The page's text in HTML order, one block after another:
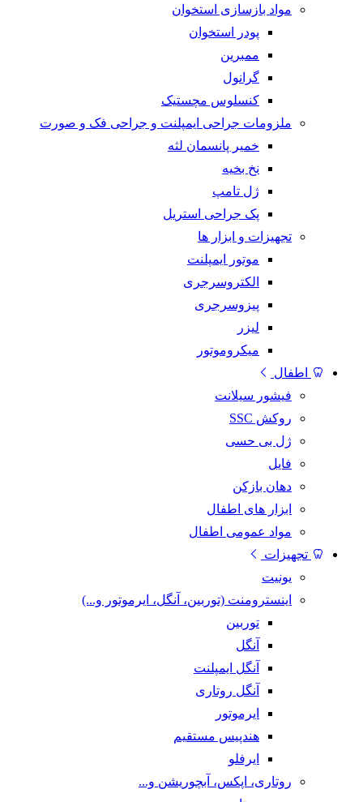
مواد بازسازی استخوان
پودر استخوان
ممبرین
گرانول
کنسلوس مچستیک
ملزومات جراحی ایمپلنت و جراحی فک و صورت
خمیر پانسمان لثه
نخ بخیه
ژل تامپ
پک جراحی استریل
تجهیزات و ابزار ها
موتور ایمپلنت
الکتروسرجری
پیزوسرجری
لیزر
میکروموتور
اطفال
فیشور سیلانت
روکش SSC
ژل بی حسی
فایل
دهان بازکن
ابزار های اطفال
مواد عمومی اطفال
تجهیزات
یونیت
اینسترومنت (توربین، آنگل، ایرموتور و...)
توربین
آنگل
آنگل ایمپلنت
آنگل روتاری
ایرموتور
هندپیس مستقیم
ایرفلو
روتاری، اپکس، آبچوریشن و...